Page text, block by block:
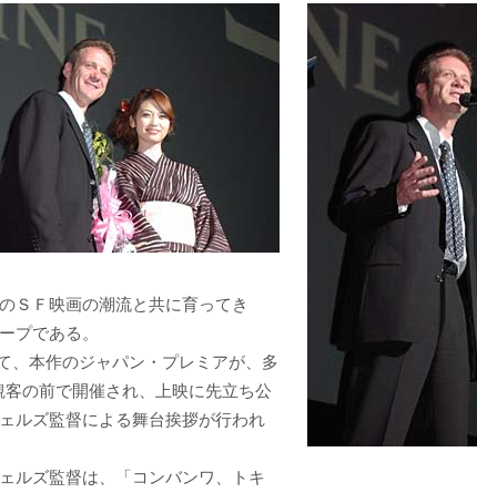
ＳＦ映画の潮流と共に育ってき
プである。
本作のジャパン・プレミアが、多
の前で開催され、上映に先立ち公
ルズ監督による舞台挨拶が行われ
ルズ監督は、「コンバンワ、トキ